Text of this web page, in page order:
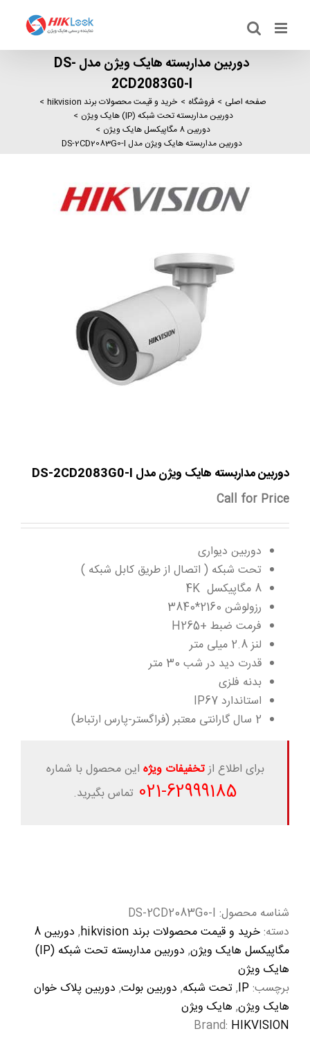
content
دوربین مداربسته هایک ویژن مدل DS-
2CD2083G0-I
صفحه اصلی فروشگاه
خرید و قیمت محصولات برند hikvision
دوربین مداربسته تحت شبکه (IP) هایک ویژن
دوربین 8 مگاپیکسل هایک ویژن
دوربین مداربسته هایک ویژن مدل DS-2CD2083G0-I
دوربین مداربسته هایک ویژن مدل DS-2CD2083G0-I
Call for Price
دوربین دیواری
تحت شبکه ( اتصال از طریق کابل شبکه )
8 مگاپیکسل 4K
رزولوشن 2160*3840
فرمت ضبط +H265
لنز 2.8 میلی متر
قدرت دید در شب 30 متر
بدنه فلزی
استاندارد IP67
2 سال گارانتی معتبر (فراگستر-پارس ارتباط)
برای اطلاع ازتخفیفات ویژه این محصول با شماره
62999185
-021 تماس بگیرید.
شناسه محصول: DS-2CD2083G0-I
دسته:خرید و قیمت محصولات برند hikvision ,
دوربین 8
مگاپیکسل هایک ویژن,
دوربین مداربسته تحت شبکه (IP)
هایک ویژن
برچسب:IP
,تحت شبکه, دوربین بولت, دوربین پلاک خوان
هایک ویژن, هایک ویژن
Brand: HIKVISION